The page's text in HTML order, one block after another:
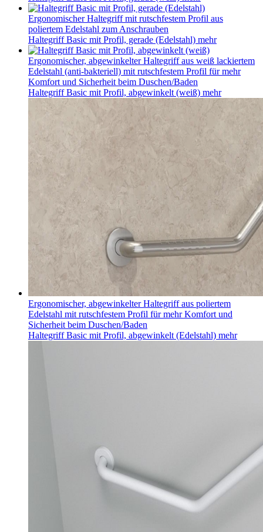
Ergonomischer Haltegriff mit rutschfestem Profil aus
poliertem Edelstahl zum Anschrauben
Haltegriff Basic mit Profil, gerade (Edelstahl) mehr
Ergonomischer, abgewinkelter Haltegriff aus weiß lackiertem
Edelstahl (anti-bakteriell) mit rutschfestem Profil für mehr
Komfort und Sicherheit beim Duschen/Baden
Haltegriff Basic mit Profil, abgewinkelt (weiß) mehr
Ergonomischer, abgewinkelter Haltegriff aus poliertem
Edelstahl mit rutschfestem Profil für mehr Komfort und
Sicherheit beim Duschen/Baden
Haltegriff Basic mit Profil, abgewinkelt (Edelstahl) mehr